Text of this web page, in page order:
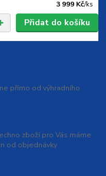
3 999 Kč/ks
Přidat do košíku
přímo od výhradního
zboží pro Vás máme
od objednávky